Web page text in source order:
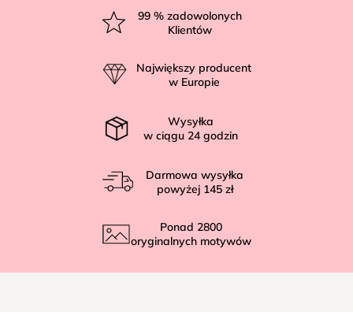
99 % zadowolonych
Klientów
Największy producent
w Europie
Wysyłka
w ciągu 24 godzin
Darmowa wysyłka
powyżej 145 zł
Ponad 2800
oryginalnych motywów